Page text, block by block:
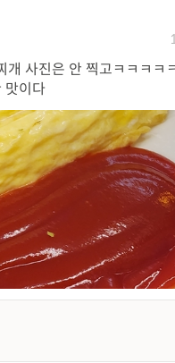
개 사진은 안 찍고ㅋㅋㅋㅋ
맛이다